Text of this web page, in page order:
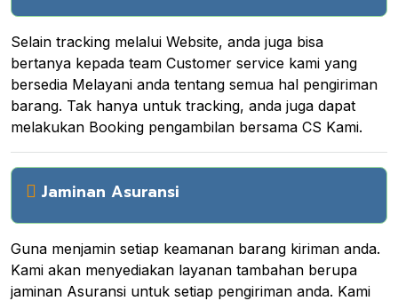
Selain tracking melalui Website, anda juga bisa
bertanya kepada team Customer service kami yang
bersedia Melayani anda tentang semua hal pengiriman
barang. Tak hanya untuk tracking, anda juga dapat
melakukan Booking pengambilan bersama CS Kami.
Jaminan Asuransi
Guna menjamin setiap keamanan barang kiriman anda.
Kami akan menyediakan layanan tambahan berupa
jaminan Asuransi untuk setiap pengiriman anda. Kami